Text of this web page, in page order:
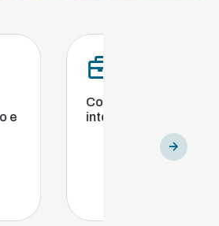
Conformità e indagini
interne